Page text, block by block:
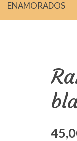
ENAMORADOS